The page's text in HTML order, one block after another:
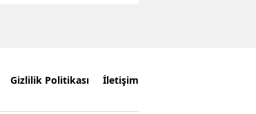
Gizlilik Politikası İletişim